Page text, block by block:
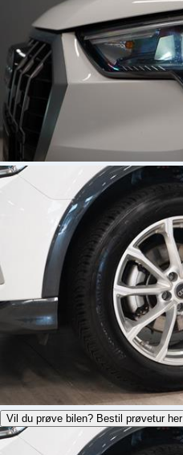
Vil du prøve bilen? Bestil prøvetur her